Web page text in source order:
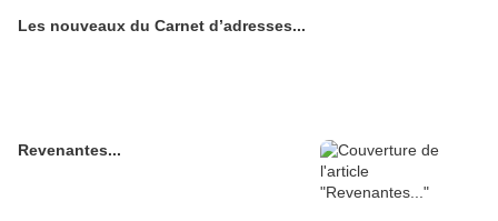
Les nouveaux du Carnet d’adresses...
Revenantes...